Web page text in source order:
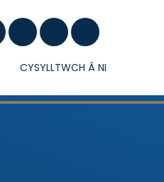
CYSYLLTWCH Â NI